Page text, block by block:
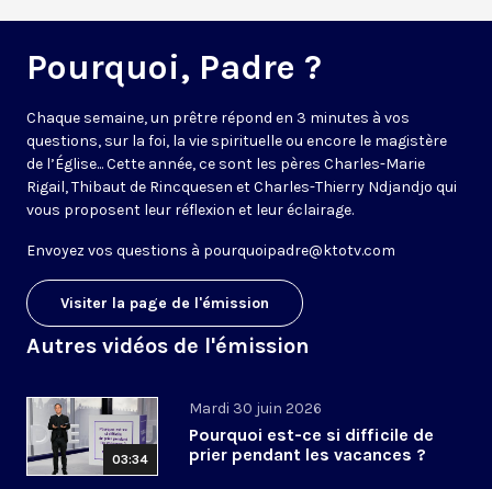
Pourquoi, Padre ?
Chaque semaine, un prêtre répond en 3 minutes à vos
questions, sur la foi, la vie spirituelle ou encore le magistère
de l’Église... Cette année, ce sont les pères Charles-Marie
Rigail, Thibaut de Rincquesen et Charles-Thierry Ndjandjo qui
vous proposent leur réflexion et leur éclairage.
Envoyez vos questions à pourquoipadre@ktotv.com
Visiter la page de l'émission
Autres vidéos de l'émission
03:34
Mardi 30 juin 2026
Pourquoi est-ce si difficile de
prier pendant les vacances ?